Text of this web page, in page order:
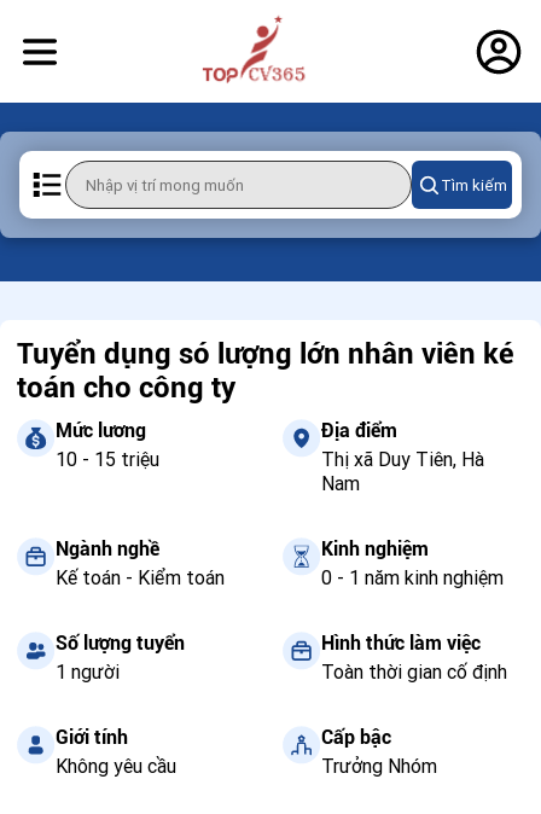
Tìm kiếm
Tuyển dụng só lượng lớn nhân viên ké
toán cho công ty
Mức lương
10 - 15 triệu
Địa điểm
Thị xã Duy Tiên, Hà
Nam
Ngành nghề
Kế toán - Kiểm toán
Kinh nghiệm
0 - 1 năm kinh nghiệm
Số lượng tuyển
1 người
Hình thức làm việc
Toàn thời gian cố định
Giới tính
Không yêu cầu
Cấp bậc
Trưởng Nhóm